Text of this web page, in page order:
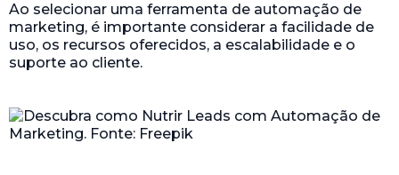
Ao selecionar uma ferramenta de automação de
marketing, é importante considerar a facilidade de
uso, os recursos oferecidos, a escalabilidade e o
suporte ao cliente.